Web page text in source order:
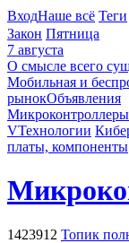
ВходНаше всё Теги
Закон Пятница
7 августа
О смысле всего
Мобильная и
рынокОбъявления
Микроконтроллеры
VТехнологии
платы, компоненты
1423912 Топик